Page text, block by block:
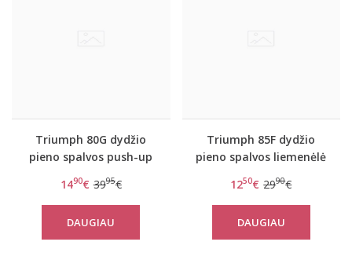
Triumph 80G dydžio
pieno spalvos push-up
Spothlight WHU 01
1490€ 3995€
DAUGIAU
Triumph 85F dydžio
pieno spalvos liemenėlė
WHU X
1250€ 2990€
DAUGIAU